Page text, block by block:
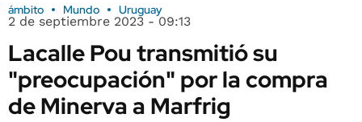
ámbito Mundo Uruguay
2 de septiembre 2023 - 09:13
Lacalle Pou transmitió su
"preocupación" por la compra
de Minerva a Marfrig